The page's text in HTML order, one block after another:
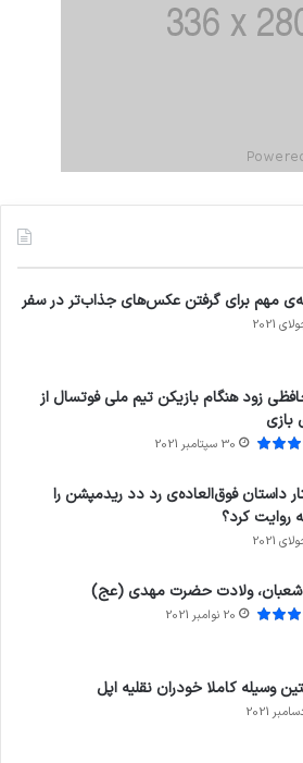
زود هنگام بازیکن تیم ملی فوتسال از
بازی
30 سپتامبر 2021
داستان فوق‌العاده‌ی رد دد ریدمپشن را
روایت کرد؟
شعبان، ولادت حضرت مهدی (عج)
20 نوامبر 2021
وسیله کاملا خودران نقلیه اپل